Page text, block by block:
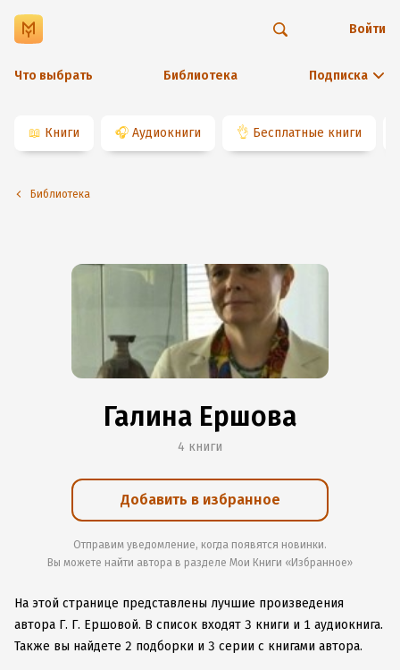
Что выбрать Библиотека Подписка
Войти
📖 Книги 🎧 Аудиокниги 👌 Бесплатные книги
Библиотека
Галина Ершова
4 книги
Добавить в избранное
Отправим уведомление, когда появятся новинки.
Вы можете найти автора в разделе Мои Книги «Избранное»
На этой странице представлены лучшие произведения
автора Г. Г. Ершовой. В список входят 3 книги и 1 аудиокнига.
Также вы найдете 2 подборки и 3 серии с книгами автора.